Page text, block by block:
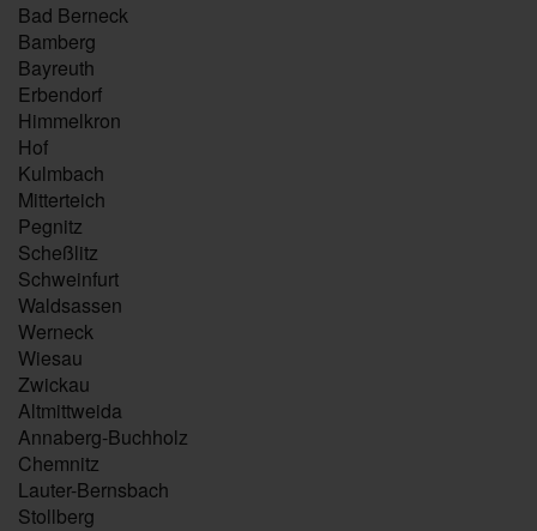
Bad Berneck
Bamberg
Bayreuth
Erbendorf
Himmelkron
Hof
Kulmbach
Mitterteich
Pegnitz
Scheßlitz
Schweinfurt
Waldsassen
Werneck
Wiesau
Zwickau
Altmittweida
Annaberg-Buchholz
Chemnitz
Lauter-Bernsbach
Stollberg